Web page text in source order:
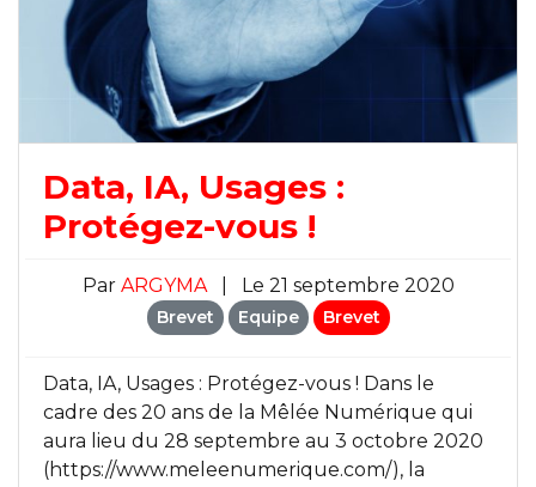
Data, IA, Usages :
Protégez-vous !
Par ARGYMA Le 21 septembre 2020
Brevet Equipe Brevet
Data, IA, Usages : Protégez-vous ! Dans le
cadre des 20 ans de la Mêlée Numérique qui
aura lieu du 28 septembre au 3 octobre 2020
(https://www.meleenumerique.com/), la